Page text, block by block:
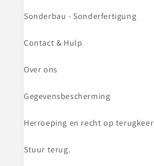
Sonderbau - Sonderfertigung
Contact & Hulp
Over ons
Gegevensbescherming
Herroeping en recht op terugkeer
Stuur terug.